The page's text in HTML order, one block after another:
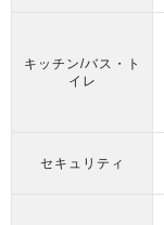
キッチン/バス・ト
イレ
セキュリティ